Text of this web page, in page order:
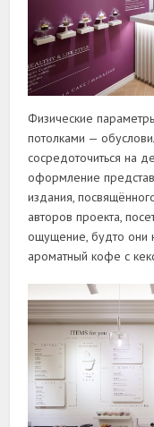
Физические
потолками —
сосредоточиться на
оформление
издания,
авторов проекта,
ощущение, будто они
ароматный кофе с